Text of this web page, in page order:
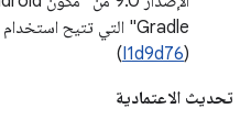
(
I1d9d76
)
تحديث الاعتمادية